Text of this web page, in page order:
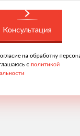
Консультация
на обработку
с политикой